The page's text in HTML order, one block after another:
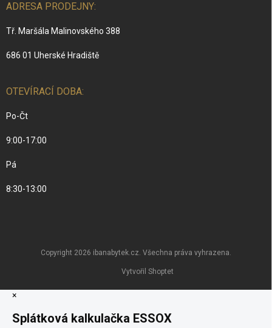
ADRESA PRODEJNY:
Tř. Maršála Malinovského 388
686 01 Uherské Hradiště
OTEVÍRACÍ DOBA:
Po-Čt
9:00-17:00
Pá
8:30-13:00
Vytvořil Shoptet
Copyright 2026 ibanabytek.cz. Všechna práva vyhrazena.
×
Splátková kalkulačka ESSOX